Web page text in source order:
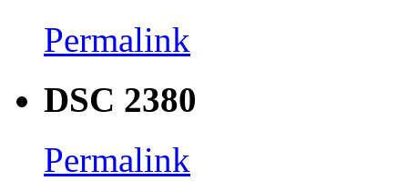
Permalink
DSC 2380
Permalink